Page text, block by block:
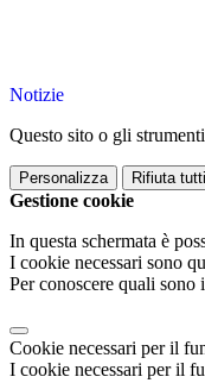
Notizie
Questo sito o gli
Personalizza Rifiuta tutti
Gestione cookie
In questa schermata è
I cookie necessari sono
Per conoscere quali sono
Cookie necessari per il
I cookie necessari per il